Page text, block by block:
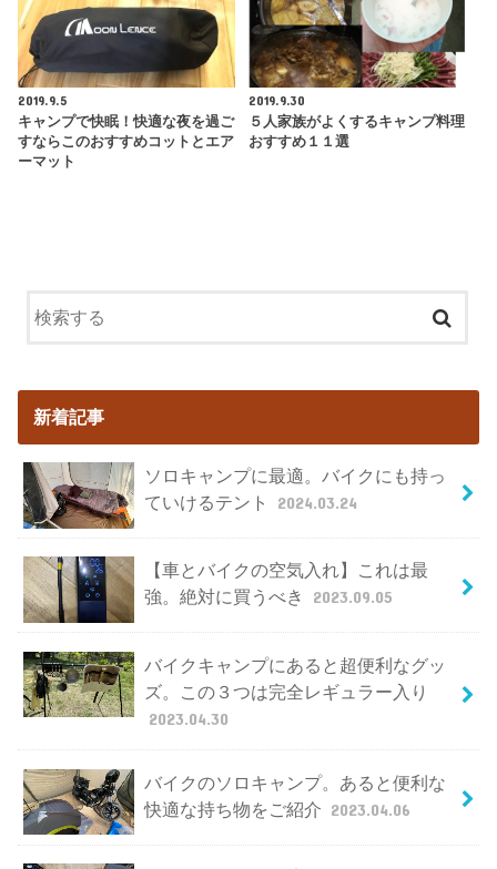
2019.9.5
キャンプで快眠！快適な夜を過ご
すならこのおすすめコットとエア
ーマット
2019.9.30
５人家族がよくするキャンプ料理
おすすめ１１選
新着記事
ソロキャンプに最適。バイクにも持っ
ていけるテント
2024.03.24
【車とバイクの空気入れ】これは最
強。絶対に買うべき
2023.09.05
バイクキャンプにあると超便利なグッ
ズ。この３つは完全レギュラー入り
2023.04.30
バイクのソロキャンプ。あると便利な
快適な持ち物をご紹介 2023.04.06